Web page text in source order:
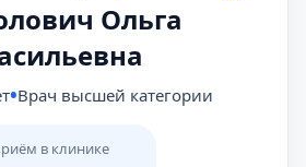
Ольга
Врач высшей категории
в клинике